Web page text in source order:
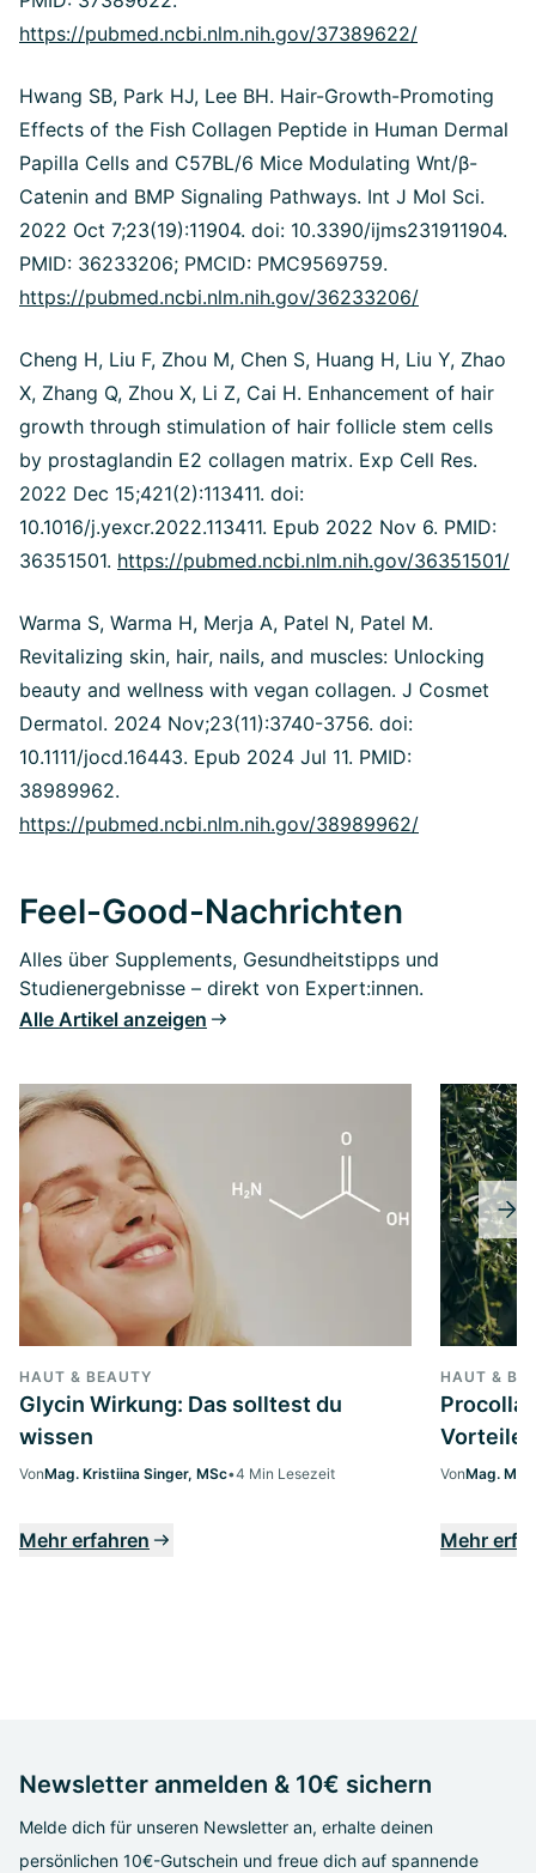
https://pubmed.ncbi.nlm.nih.gov/37389622/
Hwang SB, Park HJ, Lee BH. Hair-Growth-Promoting
Effects of the Fish Collagen Peptide in Human Dermal
Papilla Cells and C57BL/6 Mice Modulating Wnt/β-
Catenin and BMP Signaling Pathways. Int J Mol Sci.
2022 Oct 7;23(19):11904. doi: 10.3390/ijms231911904.
PMID: 36233206; PMCID: PMC9569759.
https://pubmed.ncbi.nlm.nih.gov/36233206/
Cheng H, Liu F, Zhou M, Chen S, Huang H, Liu Y, Zhao
X, Zhang Q, Zhou X, Li Z, Cai H. Enhancement of hair
growth through stimulation of hair follicle stem cells
by prostaglandin E2 collagen matrix. Exp Cell Res.
2022 Dec 15;421(2):113411. doi:
10.1016/j.yexcr.2022.113411. Epub 2022 Nov 6. PMID:
36351501. https://pubmed.ncbi.nlm.nih.gov/36351501/
Warma S, Warma H, Merja A, Patel N, Patel M.
Revitalizing skin, hair, nails, and muscles: Unlocking
beauty and wellness with vegan collagen. J Cosmet
Dermatol. 2024 Nov;23(11):3740-3756. doi:
10.1111/jocd.16443. Epub 2024 Jul 11. PMID:
38989962.
https://pubmed.ncbi.nlm.nih.gov/38989962/
Feel-Good-Nachrichten
Alles über Supplements, Gesundheitstipps und
Studienergebnisse – direkt von Expert:innen.
Alle Artikel anzeigen
HAUT & BEAUTY
Glycin Wirkung: Das solltest du
wissen
VonMag. Kristiina Singer, MSc•4 Min Lesezeit
Mehr erfahren
HAUT &
Vorteile
VonMag.
Mehr
Newsletter anmelden & 10€ sichern
Melde dich für unseren Newsletter an, erhalte deinen
persönlichen 10€-Gutschein und freue dich auf spannende